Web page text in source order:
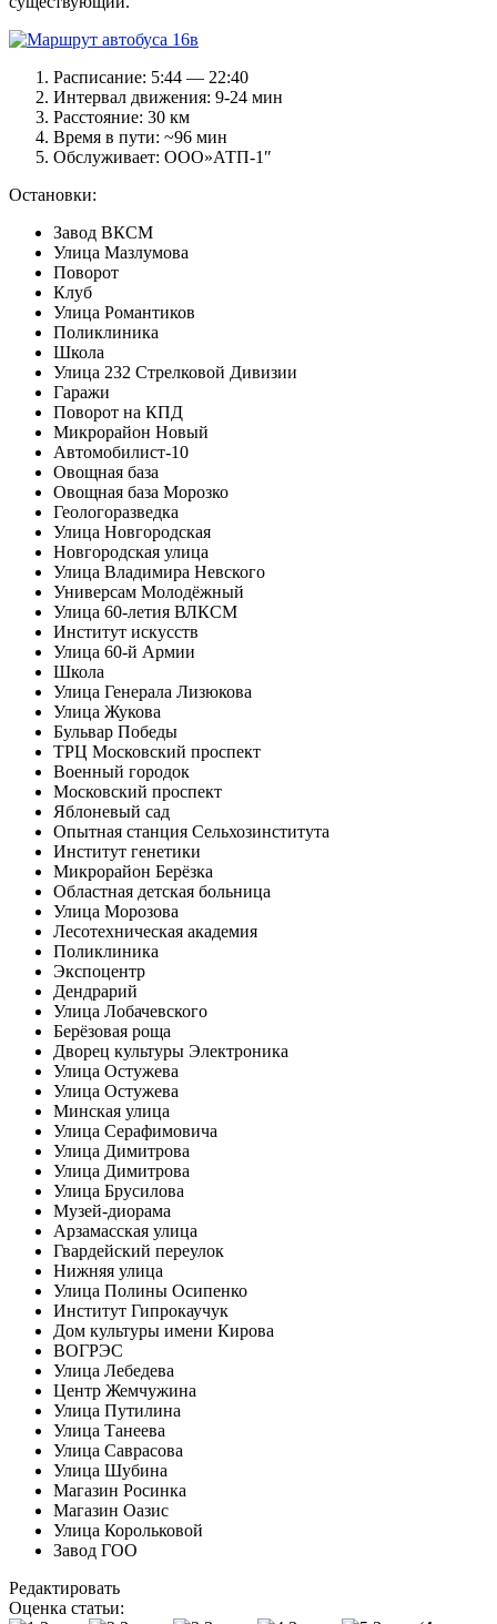
Расписание: 5:44 — 22:40
Интервал движения: 9-24 мин
Расстояние: 30 км
Время в пути: ~96 мин
Обслуживает: ООО»АТП-1″
Остановки:
Завод ВКСМ
Улица Мазлумова
Поворот
Клуб
Улица Романтиков
Поликлиника
Школа
Улица 232 Стрелковой Дивизии
Гаражи
Поворот на КПД
Микрорайон Новый
Автомобилист-10
Овощная база
Овощная база Морозко
Геологоразведка
Улица Новгородская
Новгородская улица
Улица Владимира Невского
Универсам Молодёжный
Улица 60-летия ВЛКСМ
Институт искусств
Улица 60-й Армии
Школа
Улица Генерала Лизюкова
Улица Жукова
Бульвар Победы
ТРЦ Московский проспект
Военный городок
Московский проспект
Яблоневый сад
Опытная станция Сельхозинститута
Институт генетики
Микрорайон Берёзка
Областная детская больница
Улица Морозова
Лесотехническая академия
Поликлиника
Экспоцентр
Дендрарий
Улица Лобачевского
Берёзовая роща
Дворец культуры Электроника
Улица Остужева
Улица Остужева
Минская улица
Улица Серафимовича
Улица Димитрова
Улица Димитрова
Улица Брусилова
Музей-диорама
Арзамасская улица
Гвардейский переулок
Нижняя улица
Улица Полины Осипенко
Институт Гипрокаучук
Дом культуры имени Кирова
ВОГРЭС
Улица Лебедева
Центр Жемчужина
Улица Путилина
Улица Танеева
Улица Саврасова
Улица Шубина
Магазин Росинка
Магазин Оазис
Улица Корольковой
Завод ГОО
Редактировать
Оценка статьи: